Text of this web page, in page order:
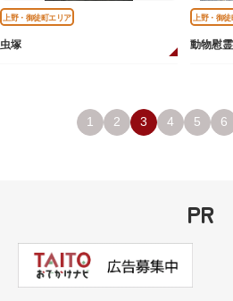
上野・御徒町エリア
虫塚
上野・御
動物慰
1 2 3 4 5 6
PR